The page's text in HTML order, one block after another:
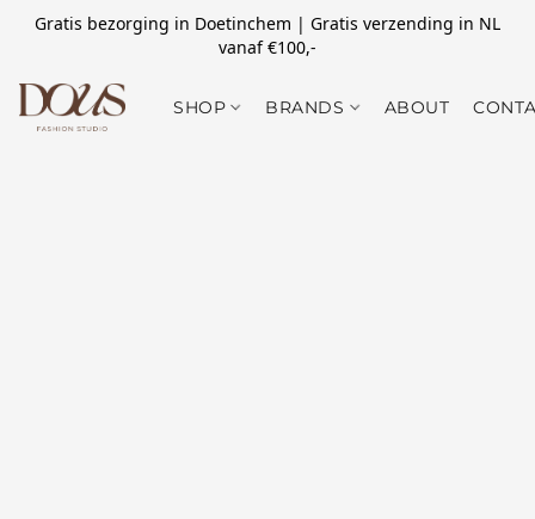
Gratis bezorging in Doetinchem | Gratis verzending in NL
vanaf €100,-
SHOP BRANDS ABOUT